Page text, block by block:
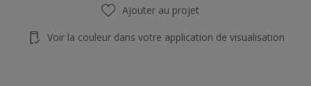
Ajouter au projet
Voir la couleur dans votre application de visualisation